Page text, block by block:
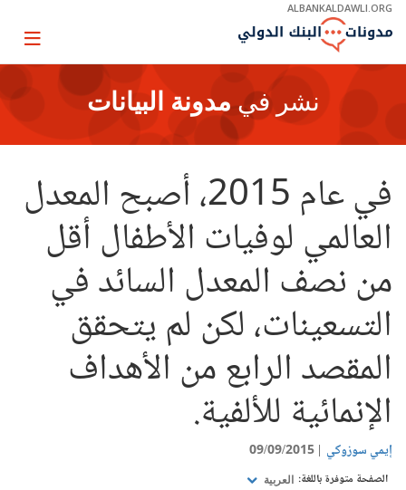
Skip
Main
ALBANKALDAWLI.ORG
Page
نشر في مدونة البيانات
في عام 2015، أصبح المعدل
العالمي لوفيات الأطفال أقل
من نصف المعدل السائد في
التسعينات، لكن لم يتحقق
المقصد الرابع من الأهداف
الإنمائية للألفية.
إيمي سوزوكي 09/09/2015
الصفحة متوفرة باللغة: العربية